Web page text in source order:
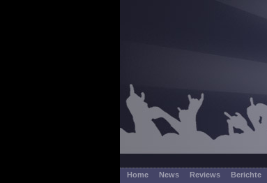
Home News Reviews Berichte